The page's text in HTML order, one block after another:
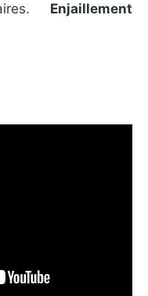
Enjaillement